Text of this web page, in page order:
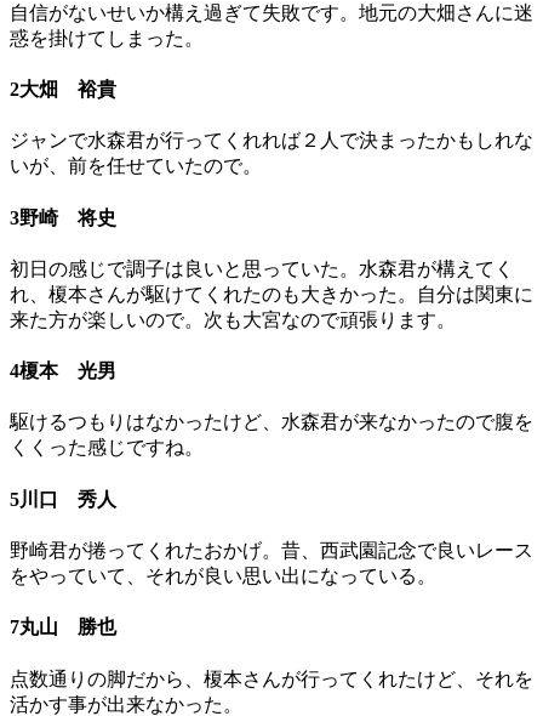
自信がないせいか構え過ぎて失敗です。地元の大畑さんに迷
惑を掛けてしまった。
2大畑 裕貴
ジャンで水森君が行ってくれれば２人で決まったかもしれな
いが、前を任せていたので。
3野崎 将史
初日の感じで調子は良いと思っていた。水森君が構えてく
れ、榎本さんが駆けてくれたのも大きかった。自分は関東に
来た方が楽しいので。次も大宮なので頑張ります。
4榎本 光男
駆けるつもりはなかったけど、水森君が来なかったので腹を
くくった感じですね。
5川口 秀人
野崎君が捲ってくれたおかげ。昔、西武園記念で良いレース
をやっていて、それが良い思い出になっている。
7丸山 勝也
点数通りの脚だから、榎本さんが行ってくれたけど、それを
活かす事が出来なかった。